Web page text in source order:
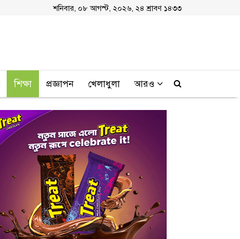
শনিবার, ০৮ আগস্ট, ২০২৬, ২৪ শ্রাবণ ১৪৩৩
শিক্ষা প্রজ্ঞাপন খেলাধুলা আরও